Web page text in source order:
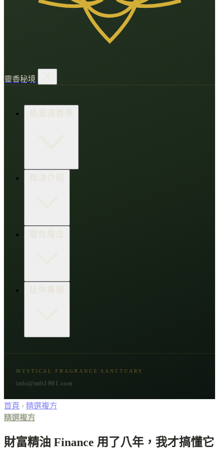
靈香秘境
能量調香學
香氛調頻術
生活點子王
精油介紹
木質類
樹脂類
靈性魔法
顯化與吸引力
延伸專欄
古文明與神話
節氣與民俗
MYSTICAL FRAGRANCE SANCTUARY
info@mfs1991.com
首頁 › 精選複方
精選複方
財富精油 Finance 用了八年，我才搞懂它